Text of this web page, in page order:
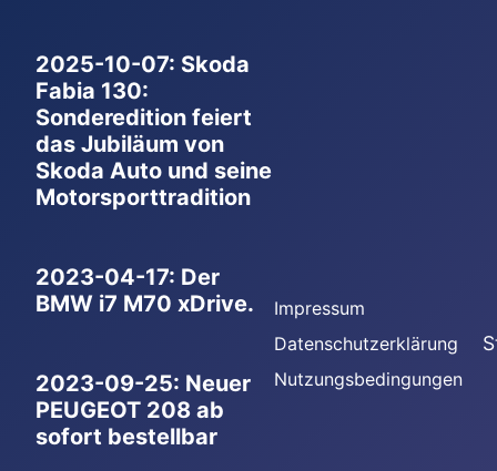
2025-10-07: Skoda
Fabia 130:
Sonderedition feiert
das Jubiläum von
Skoda Auto und seine
Motorsporttradition
2023-04-17: Der
BMW i7 M70 xDrive.
2023-09-25: Neuer
PEUGEOT 208 ab
sofort bestellbar
Impressum
Datenschutzerklärung
Nutzungsbedingungen